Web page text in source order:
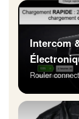
Intercom
Rouler